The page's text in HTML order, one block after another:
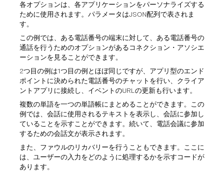
各オプションは、各アプリケーションをパーソナライズする
ために使用されます。パラメータはJSON配列で表されま
す。
この例では、ある電話番号の端末に対して、ある電話番号の
通話を行うためのオプションがあるコネクション・アソシエ
ーションを見ることができます。
2つ目の例は1つ目の例とほぼ同じですが、アプリ型のエンド
ポイントに決められた電話番号のチャットを行い、クライア
ントアプリに接続し、イベントのURLの更新も行います。
複数の単語を一つの単語帳にまとめることができます。この
例では、会話に使用されるテキストを表示し、会話に参加し
ていることを示すことができます。続いて、電話会議に参加
するための会話文が表示されます。
また、ファウルのリカバリーを行うこともできます。ここに
は、ユーザーの入力をどのように処理するかを示すコードが
あります。